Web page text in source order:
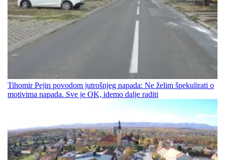
Tihomir Pejin povodom jutrošnjeg napada: Ne želim špekulirati o
motivima napada. Sve je OK, idemo dalje raditi